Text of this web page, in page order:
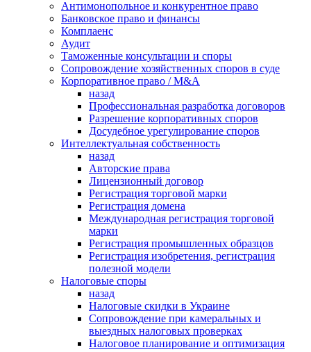
Антимонопольное и конкурентное право
Банковское право и финансы
Комплаенс
Аудит
Таможенные консультации и споры
Сопровождение хозяйственных споров в суде
Корпоративное право / M&A
назад
Профессиональная разработка договоров
Разрешение корпоративных споров
Досудебное урегулирование споров
Интеллектуальная собственность
назад
Авторские права
Лицензионный договор
Регистрация торговой марки
Регистрация домена
Международная регистрация торговой
марки
Регистрация промышленных образцов
Регистрация изобретения, регистрация
полезной модели
Налоговые споры
назад
Налоговые скидки в Украине
Сопровождение при камеральных и
выездных налоговых проверках
Налоговое планирование и оптимизация